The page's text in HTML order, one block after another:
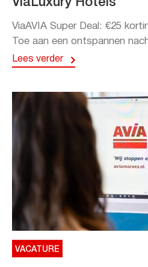
ViaLuxury Hotels
ViaAVIA Super Deal: €25
Toe aan een ontspannen
Lees verder
VACATURE